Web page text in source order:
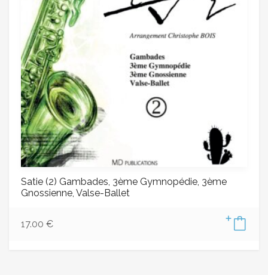
Satie (2) Gambades, 3ème Gymnopédie, 3ème
Gnossienne, Valse-Ballet
17.00 €